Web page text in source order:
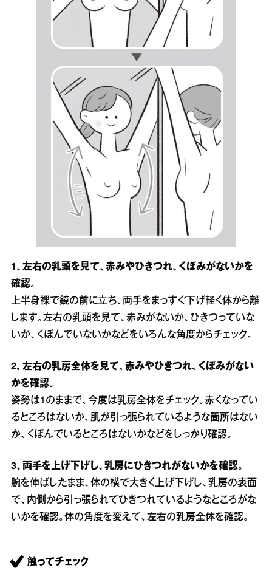
1、左右の乳頭を見て、赤みやひきつれ、くぼみがないかを
確認。
上半身裸で鏡の前に立ち、両手をまっすぐ下げ軽く体から離
します。左右の乳頭を見て、赤みがないか、ひきつっていな
いか、くぼんでいないかなどをいろんな角度からチェック。
2、左右の乳房全体を見て、赤みやひきつれ、くぼみがない
かを確認。
姿勢は1のままで、今度は乳房全体をチェック。赤くなってい
るところはないか、肌が引っ張られているような箇所はない
か、くぼんでいるところはないかなどをしっかり確認。
3、両手を上げ下げし、乳房にひきつれがないかを確認。
腕を伸ばしたまま、体の横で大きく上げ下げし、乳房の表面
で、内側から引っ張られてひきつれているようなところがな
いかを確認。体の角度を変えて、左右の乳房全体を確認。
触ってチェック